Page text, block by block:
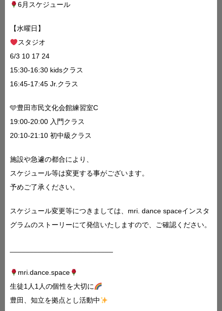
6月スケジュール
【水曜日】
スタジオ
6/3 10 17 24
15:30-16:30 kidsクラス
16:45-17:45 Jr.クラス
🩵豊田市民文化会館練習室C
19:00-20:00 入門クラス
20:10-21:10 初中級クラス
施設や急遽の都合により、
スケジュール等は変更する事がございます。
予めご了承ください。
スケジュール変更等につきましては、mri. dance spaceインスタ
グラムのストーリーにて発信いたしますので、ご確認ください。
mri.dance.space
生徒1人1人の個性を大切に
豊田、知立を拠点とし活動中